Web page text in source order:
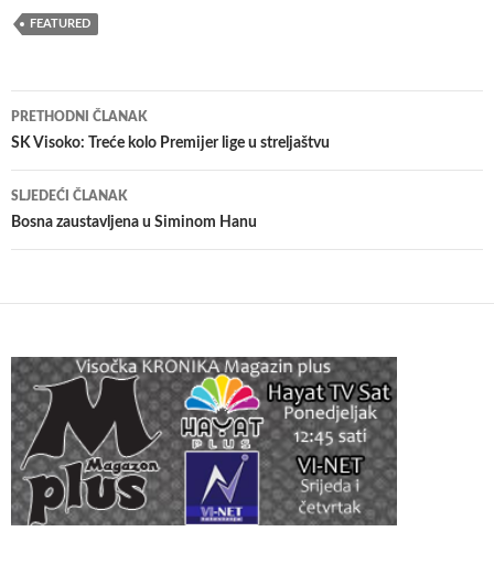
FEATURED
Navigacija
članaka
PRETHODNI ČLANAK
SK Visoko: Treće kolo Premijer lige u streljaštvu
SLJEDEĆI ČLANAK
Bosna zaustavljena u Siminom Hanu